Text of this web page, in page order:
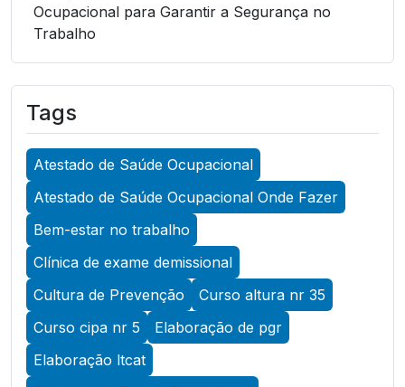
Ocupacional para Garantir a Segurança no
Trabalho
A Importância do Atestado de Saúde
Ocupacional para Garantir a Segurança no
Trabalho
A Importância do Atestado de Saúde
Ocupacional para Promover a Segurança no
Trabalho
A Importância do Exame Admissional para
Garantir a Saúde Ocupacional Eficiente
A Importância do Exame ASO para Garantir a
Saúde Ocupacional Eficiente
A Importância do Exame de Acuidade Visual
para Manter a Saúde Ocular
Tags
Atestado de Saúde Ocupacional
Atestado de Saúde Ocupacional Onde Fazer
Bem-estar no trabalho
Clínica de exame demissional
Cultura de Prevenção
Curso altura nr 35
Curso cipa nr 5
Elaboração de pgr
Elaboração ltcat